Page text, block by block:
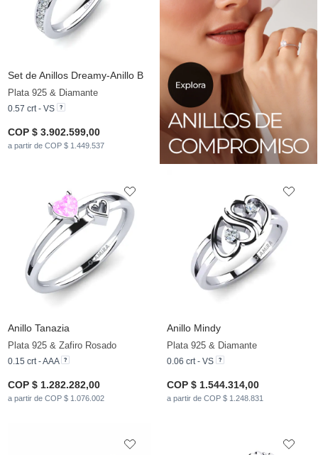
Set de Anillos Dreamy-Anillo B
Plata 925 & Diamante
0.57 crt - VS
COP $ 3.902.599,00
a partir de COP $ 1.449.537
Anillo Tanazia
Plata 925 & Zafiro Rosado
0.15 crt - AAA
COP $ 1.282.282,00
a partir de COP $ 1.076.002
Anillo Mindy
Plata 925 & Diamante
0.06 crt - VS
COP $ 1.544.314,00
a partir de COP $ 1.248.831